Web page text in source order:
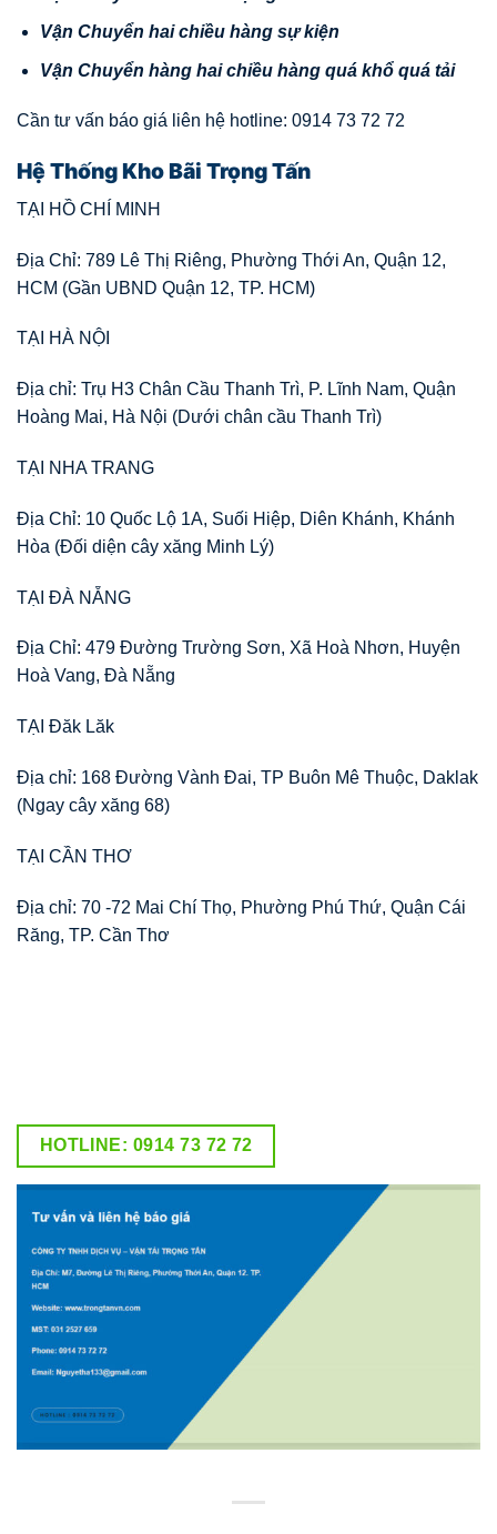
Vận Chuyển hai chiều hàng sựkiện
Vận Chuyển hàng hai chiều hàng quá khổquá tải
Cần tư vấn báo giá liên hệ hotline: 0914 73 72 72
Hệ Thống Kho Bãi Trọng Tấn
TẠI HỒ CHÍ MINH
Địa Chỉ: 789 Lê Thị Riêng, Phường Thới An, Quận 12,
HCM (Gần UBND Quận 12, TP. HCM)
TẠI HÀ NỘI
Địa chỉ: Trụ H3 Chân Cầu Thanh Trì, P. Lĩnh Nam, Quận
Hoàng Mai, Hà Nội (Dưới chân cầu Thanh Trì)
TẠI NHA TRANG
Địa Chỉ: 10 Quốc Lộ 1A, Suối Hiệp, Diên Khánh, Khánh
Hòa (Đối diện cây xăng Minh Lý)
TẠI ĐÀ NẴNG
Địa Chỉ: 479 Đường Trường Sơn, Xã Hoà Nhơn, Huyện
Hoà Vang, Đà Nẵng
TẠI Đăk Lăk
Địa chỉ: 168 Đường Vành Đai, TP Buôn Mê Thuộc, Daklak
(Ngay cây xăng 68)
TẠI CẦN THƠ
Địa chỉ: 70 -72 Mai Chí Thọ, Phường Phú Thứ, Quận Cái
Răng, TP. Cần Thơ
HOTLINE: 0914 73 72 72